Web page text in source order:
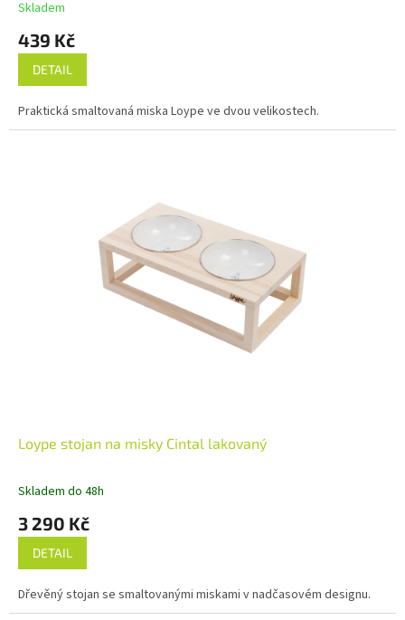
Skladem
439 Kč
DETAIL
Praktická smaltovaná miska Loype ve dvou velikostech.
Loype stojan na misky Cintal lakovaný
Skladem do 48h
3 290 Kč
DETAIL
Dřevěný stojan se smaltovanými miskami v nadčasovém designu.